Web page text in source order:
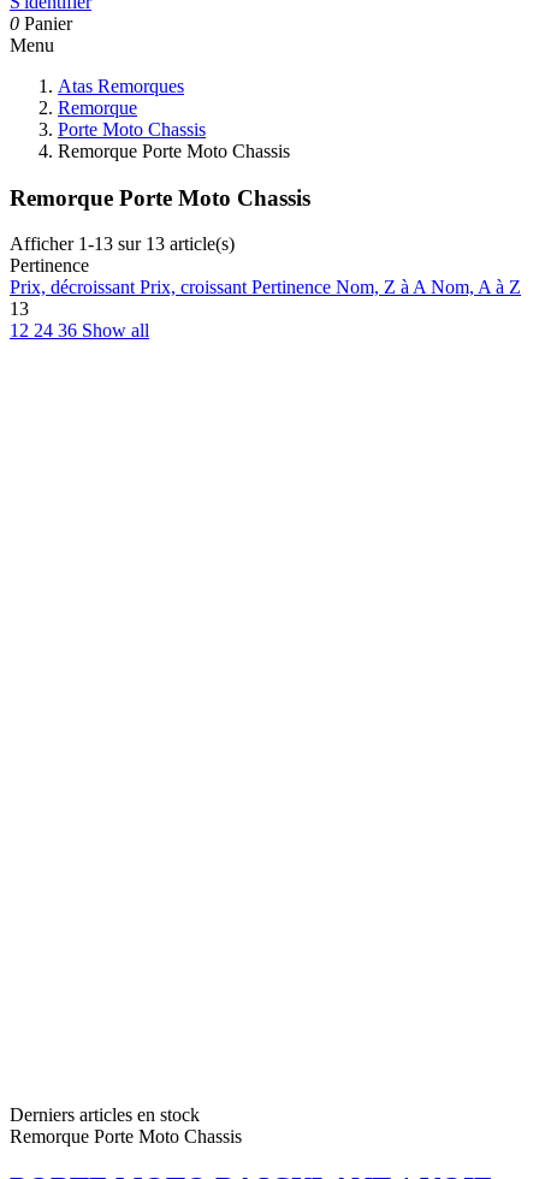
0 Panier
Menu
Atas Remorques
Remorque
Porte Moto Chassis
Remorque Porte Moto Chassis
Remorque Porte Moto Chassis
Afficher 1-13 sur 13 article(s)
Pertinence
Prix, décroissantPrix, croissantPertinence Nom, Z à ANom, A à Z
13
12 24 36 Show all
Derniers articles en stock
Remorque Porte Moto Chassis